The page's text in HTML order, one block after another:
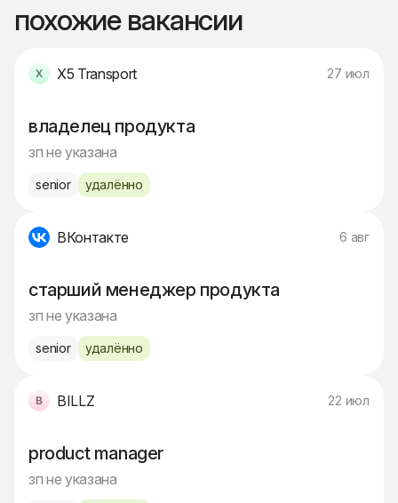
похожие вакансии
X5 Transport 27 июл
владелец продукта
зп не указана
senior удалённо
ВКонтакте 6 авг
старший менеджер продукта
зп не указана
senior удалённо
BILLZ 22 июл
product manager
зп не указана